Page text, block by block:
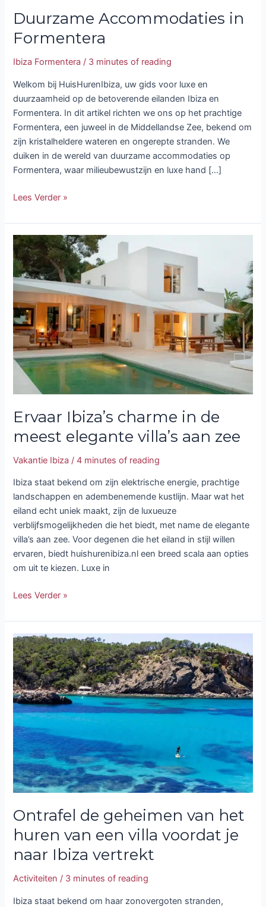
Duurzame Accommodaties in
Formentera
Ibiza Formentera / 3 minutes of reading
Welkom bij HuisHurenIbiza, uw gids voor luxe en
duurzaamheid op de betoverende eilanden Ibiza en
Formentera. In dit artikel richten we ons op het prachtige
Formentera, een juweel in de Middellandse Zee, bekend om
zijn kristalheldere wateren en ongerepte stranden. We
duiken in de wereld van duurzame accommodaties op
Formentera, waar milieubewustzijn en luxe hand […]
Lees Verder »
Ervaar Ibiza’s charme in de
meest elegante villa’s aan zee
Vakantie Ibiza /4 minutes of reading
Ibiza staat bekend om zijn elektrische energie, prachtige
landschappen en adembenemende kustlijn. Maar wat het
eiland echt uniek maakt, zijn de luxueuze
verblijfsmogelijkheden die het biedt, met name de elegante
villa’s aan zee. Voor degenen die het eiland in stijl willen
ervaren, biedt huishurenibiza.nl een breed scala aan opties
om uit te kiezen. Luxe in
Ervaar
Ibiza’s
charme
in
meest
elegante
villa’s
aan
zee
Lees Verder »
Ontrafel de geheimen van het
huren van een villa voordat je
naar Ibiza vertrekt
Activiteiten / 3 minutes of reading
Ibiza staat bekend om haar zonovergoten stranden,
Ontrafel
de
geheimen
van
het
huren
van
een
villa
voordat
je
Ibiza